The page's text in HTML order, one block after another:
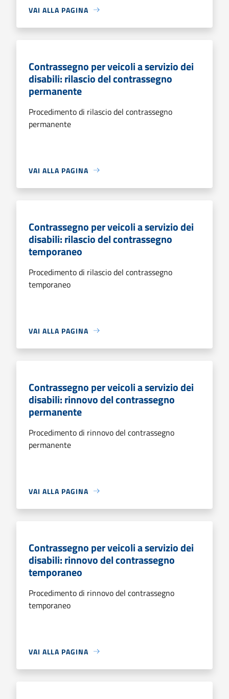
VAI ALLA PAGINA
Contrassegno per veicoli a servizio dei
disabili: rilascio del contrassegno
permanente
Procedimento di rilascio del contrassegno
permanente
VAI ALLA PAGINA
Contrassegno per veicoli a servizio dei
disabili: rilascio del contrassegno
temporaneo
Procedimento di rilascio del contrassegno
temporaneo
VAI ALLA PAGINA
Contrassegno per veicoli a servizio dei
disabili: rinnovo del contrassegno
permanente
Procedimento di rinnovo del contrassegno
permanente
VAI ALLA PAGINA
Contrassegno per veicoli a servizio dei
disabili: rinnovo del contrassegno
temporaneo
Procedimento di rinnovo del contrassegno
temporaneo
VAI ALLA PAGINA